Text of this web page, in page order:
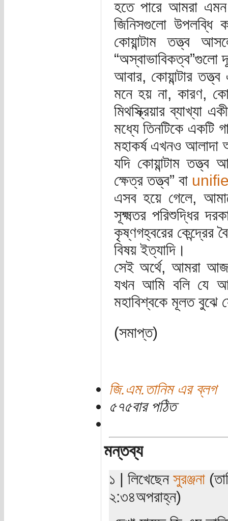
হতে পারে আমরা
জিনিসগুলো উপলব্ধি
কোয়ান্টাম তত্ত্ব
“অস্বাভাবিকত্ব”গুলো
আবার, কোয়ান্টার
মনে হয় না, কারণ,
মিথস্ক্রিয়ার ব্যাখ্যা
মধ্যে তিনটিকে একটি
মহাকর্ষ এখনও আলাদা
যদি কোয়ান্টাম
ক্ষেত্র তত্ত্ব” বা
এসব হয়ে গেলে,
সূক্ষ্মতর পরিশুদ্ধির
কৃষ্ণগহ্বরের কেন্দ্রের
বিষয় ইত্যাদি।
সেই অর্থে, আমরা
যখন আমি বলি যে
মহাবিশ্বকে মূলত বুঝে
(সমাপ্ত)
জি.এম.তানিম এর ব্লগ
৫৭৫বার পঠিত
মন্তব্য
১ | লিখেছেন সুরঞ্জনা
২:৩৪অপরাহ্ন)